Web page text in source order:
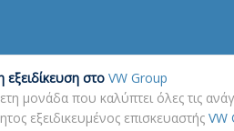
εξειδίκευση στο VW Group
μονάδα που καλύπτει όλες τις
εξειδικευμένος επισκευαστής VW